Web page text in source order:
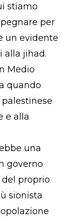
stiamo
per
un evidente
alla jihad.
Medio
quando
e alla
una
governo
del proprio
sionista